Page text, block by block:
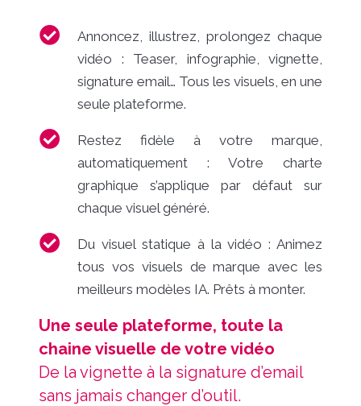
Annoncez, illustrez, prolongez chaque
vidéo : Teaser, infographie, vignette,
signature email… Tous les visuels, en une
seule plateforme.
Restez fidèle à votre marque,
automatiquement : Votre charte
graphique s’applique par défaut sur
chaque visuel généré.
Du visuel statique à la vidéo : Animez
tous vos visuels de marque avec les
meilleurs modèles IA. Prêts à monter.
Une seule plateforme, toute la
chaine visuelle de votre vidéo
De la vignette à la signature d’email
sans jamais changer d’outil.